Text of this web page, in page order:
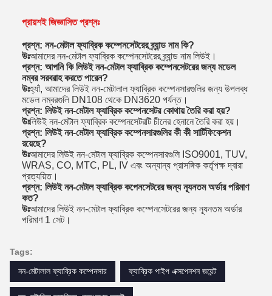
প্রায়শই জিজ্ঞাসিত প্রশ্নঃ
প্রশ্ন: নন-মেটাল ফ্যাব্রিক কম্পেনসেটরের ব্র্যান্ড নাম কি?
উঃআমাদের নন-মেটাল ফ্যাব্রিক কম্পেনসেটরের ব্র্যান্ড নাম লিউই।
প্রশ্ন: আপনি কি লিউই নন-মেটাল ফ্যাব্রিক কম্পেনসেটরের জন্য মডেল
নম্বর সরবরাহ করতে পারেন?
উঃহ্যাঁ, আমাদের লিউই নন-মেটালাল ফ্যাব্রিক কম্পেনসারগুলির জন্য উপলব্ধ
মডেল নম্বরগুলি DN108 থেকে DN3620 পর্যন্ত।
প্রশ্ন: লিউই নন-মেটাল ফ্যাব্রিক কম্পেনসেটর কোথায় তৈরি করা হয়?
উঃলিউই নন-মেটাল ফ্যাব্রিক কম্পেনসেটরটি চীনের হেনানে তৈরি করা হয়।
প্রশ্ন: লিউই নন-মেটাল ফ্যাব্রিক কম্পেনসারগুলির কী কী সার্টিফিকেশন
রয়েছে?
উঃআমাদের লিউই নন-মেটাল ফ্যাব্রিক কম্পেনসারগুলি ISO9001, TUV,
WRAS, CO, MTC, PL, IV এবং অন্যান্য প্রাসঙ্গিক কর্তৃপক্ষ দ্বারা
প্রত্যয়িত।
প্রশ্ন: লিউই নন-মেটাল ফ্যাব্রিক কপেনসেটরের জন্য ন্যূনতম অর্ডার পরিমাণ
কত?
উঃআমাদের লিউই নন-মেটাল ফ্যাব্রিক কম্পেনসেটরের জন্য ন্যূনতম অর্ডার
পরিমাণ 1 সেট।
Tags:
নন-মেটালাল ফ্যাব্রিক কম্পেনসার
ফ্যাব্রিক পাইপ এক্সপেনশন জয়েন্ট